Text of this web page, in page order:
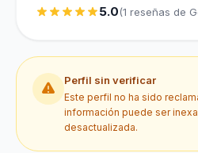
5.0(1 reseñas de
Perfil sin verificar
Este perfil no ha sido
información puede ser
desactualizada.